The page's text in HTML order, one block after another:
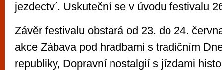
jezdectví. Uskuteční se v úvodu festivalu
Závěr festivalu obstará od 23. do 24.
akce Zábava pod hradbami s tradičním
republiky, Dopravní nostalgií s jízdami